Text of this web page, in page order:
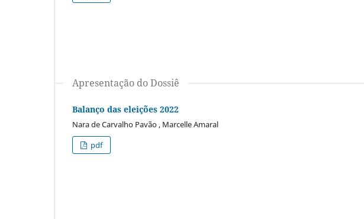
Apresentação do Dossiê
Balanço das eleições 2022
Nara de Carvalho Pavão , Marcelle Amaral
pdf